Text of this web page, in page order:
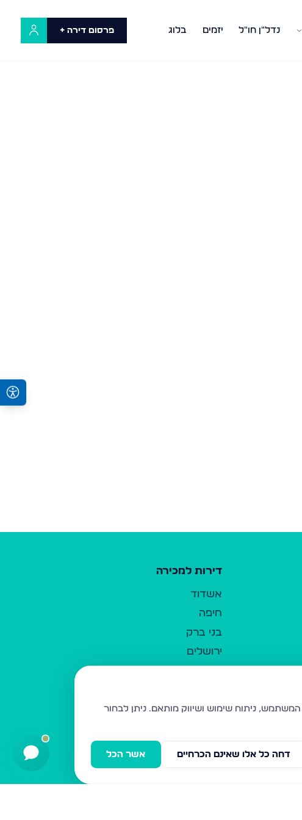
נדל"ן חו"ל יזמים בלוג פרסום דירה +
דירות למכירה
אשדוד
חיפה
בני ברק
ירושלים
בית שמש
ביתר עילית
ניתן לבחור
אשר הכל דחה כל אלו שאינם הכרחיים